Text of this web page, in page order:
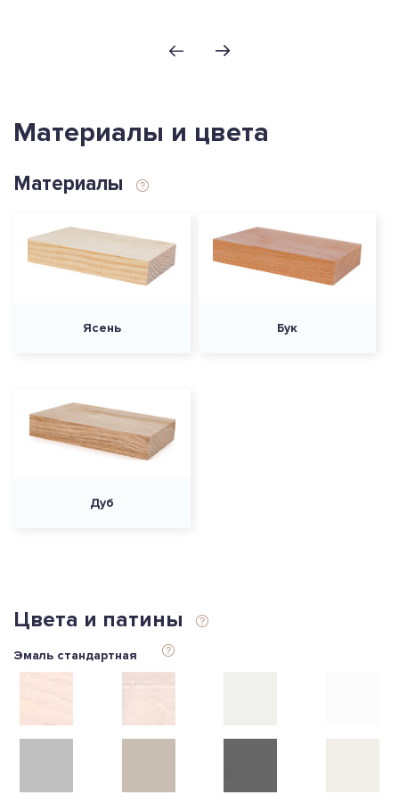
Материалы и цвета
Материалы
Ясень Бук
Дуб
Цвета и патины
Эмаль стандартная